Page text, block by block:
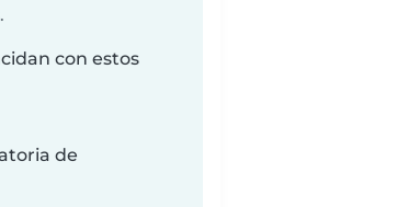
con estos
de